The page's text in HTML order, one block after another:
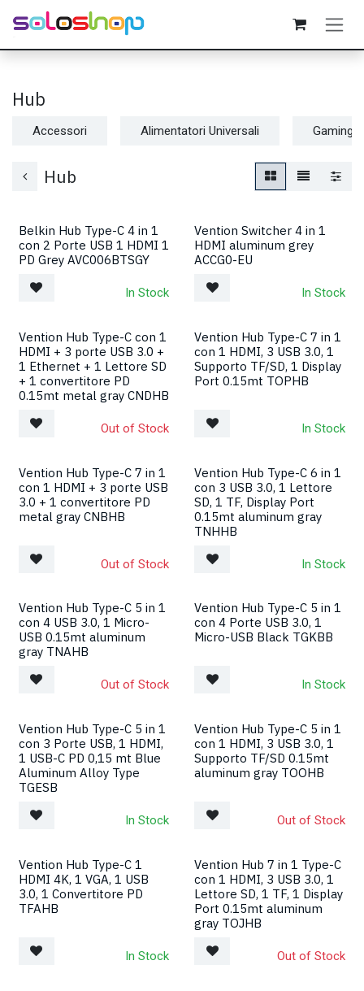
Passa al contenuto
Hub
Accessori Alimentatori Universali Gaming
Hub
Belkin Hub Type-C 4 in 1
con 2 Porte USB 1 HDMI 1
PD Grey AVC006BTSGY
In Stock
Vention Switcher 4 in 1
HDMI aluminum grey
ACCG0-EU
In Stock
Vention Hub Type-C con 1
HDMI + 3 porte USB 3.0 +
1 Ethernet + 1 Lettore SD
+ 1 convertitore PD
0.15mt metal gray CNDHB
Out of Stock
Vention Hub Type-C 7 in 1
con 1 HDMI, 3 USB 3.0, 1
Supporto TF/SD, 1 Display
Port 0.15mt TOPHB
In Stock
Vention Hub Type-C 7 in 1
con 1 HDMI + 3 porte USB
3.0 + 1 convertitore PD
metal gray CNBHB
Out of Stock
Vention Hub Type-C 6 in 1
con 3 USB 3.0, 1 Lettore
SD, 1 TF, Display Port
0.15mt aluminum gray
TNHHB
In Stock
Vention Hub Type-C 5 in 1
con 4 USB 3.0, 1 Micro-
USB 0.15mt aluminum
gray TNAHB
Out of Stock
Vention Hub Type-C 5 in 1
con 4 Porte USB 3.0, 1
Micro-USB Black TGKBB
In Stock
Vention Hub Type-C 5 in 1
con 3 Porte USB, 1 HDMI,
1 USB-C PD 0,15 mt Blue
Aluminum Alloy Type
TGESB
In Stock
Vention Hub Type-C 5 in 1
con 1 HDMI, 3 USB 3.0, 1
Supporto TF/SD 0.15mt
aluminum gray TOOHB
Out of Stock
Vention Hub Type-C 1
HDMI 4K, 1 VGA, 1 USB
3.0, 1 Convertitore PD
TFAHB
In Stock
Vention Hub 7 in 1 Type-C
con 1 HDMI, 3 USB 3.0, 1
Lettore SD, 1 TF, 1 Display
Port 0.15mt aluminum
gray TOJHB
Out of Stock